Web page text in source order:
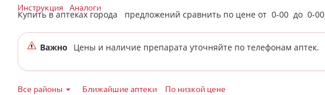
Купить в аптеках города предложений сравнить по цене от 0-00 до 0-00
Инструкция Аналоги
Важно Цены и наличие препарата уточняйте по телефонам аптек.
Все районы Ближайшие аптеки По низкой цене